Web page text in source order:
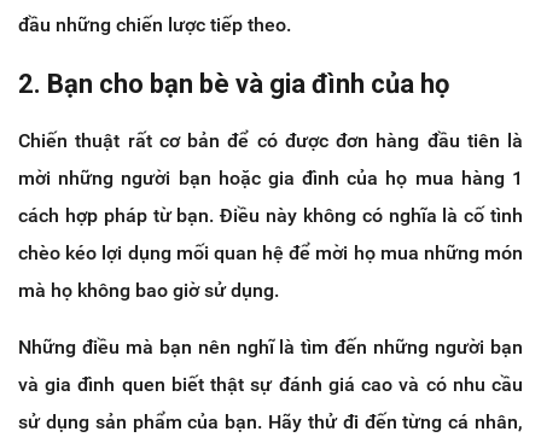
đầu những chiến lược tiếp theo.
2. Bạn cho bạn bè và gia đình của họ
Chiến thuật rất cơ bản để có được đơn hàng đầu tiên là
mời những người bạn hoặc gia đình của họ mua hàng 1
cách hợp pháp từ bạn. Điều này không có nghĩa là cố tình
chèo kéo lợi dụng mối quan hệ để mời họ mua những món
mà họ không bao giờ sử dụng.
Những điều mà bạn nên nghĩ là tìm đến những người bạn
và gia đình quen biết thật sự đánh giá cao và có nhu cầu
sử dụng sản phẩm của bạn. Hãy thử đi đến từng cá nhân,